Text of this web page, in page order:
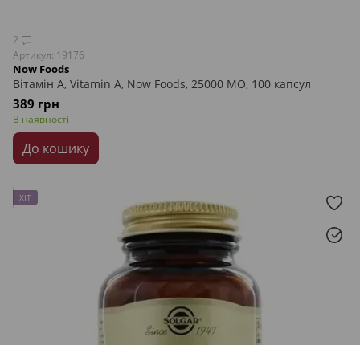
2
Артикул: 19176
Now Foods
Вітамін А, Vitamin A, Now Foods, 25000 МО, 100 капсул
389 грн
В наявності
До кошику
ХІТ